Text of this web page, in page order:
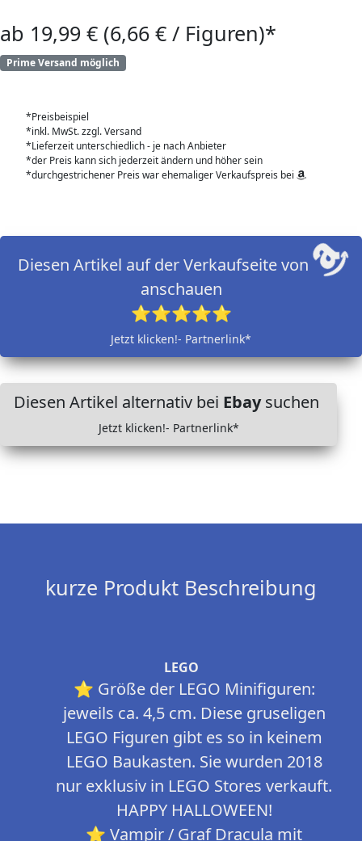
ab 19,99 € (6,66 € / Figuren)*
Prime Versand möglich
*Preisbeispiel
*inkl. MwSt. zzgl. Versand
*Lieferzeit unterschiedlich - je nach Anbieter
*der Preis kann sich jederzeit ändern und höher sein
*durchgestrichener Preis war ehemaliger Verkaufspreis bei
Diesen Artikel auf der Verkaufseite von
anschauen
⭐⭐⭐⭐⭐
Jetzt klicken!- Partnerlink*
Diesen Artikel alternativ bei Ebaysuchen
Jetzt klicken!- Partnerlink*
kurze Produkt Beschreibung
LEGO
⭐ Größe der LEGO Minifiguren:
jeweils ca. 4,5 cm. Diese gruseligen
LEGO Figuren gibt es so in keinem
LEGO Baukasten. Sie wurden 2018
nur exklusiv in LEGO Stores verkauft.
HAPPY HALLOWEEN!
⭐ Vampir / Graf Dracula mit